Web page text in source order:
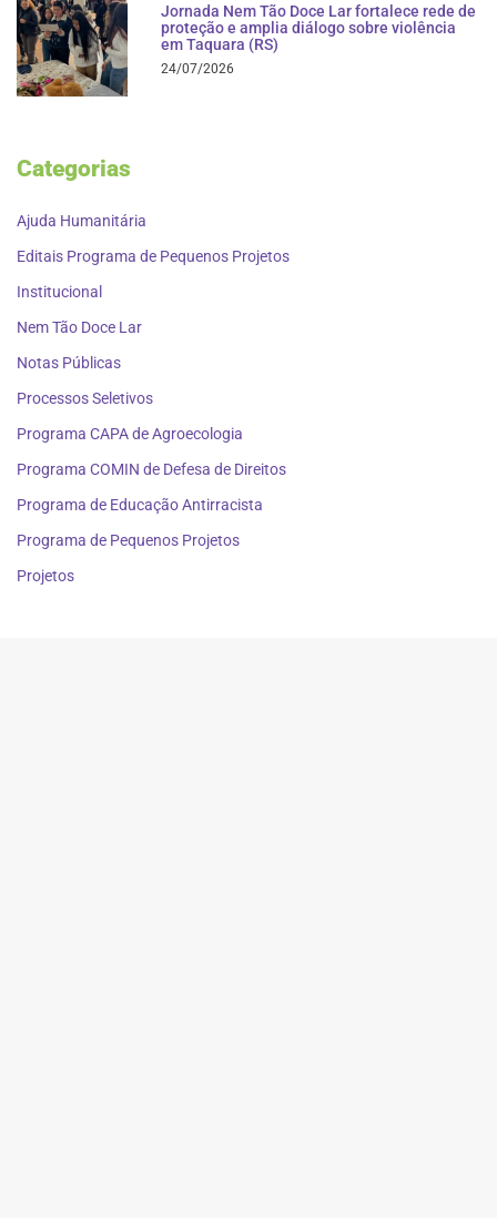
Jornada Nem Tão Doce Lar fortalece rede de
proteção e amplia diálogo sobre violência
em Taquara (RS)
24/07/2026
Categorias
Ajuda Humanitária
Editais Programa de Pequenos Projetos
Institucional
Nem Tão Doce Lar
Notas Públicas
Processos Seletivos
Programa CAPA de Agroecologia
Programa COMIN de Defesa de Direitos
Programa de Educação Antirracista
Programa de Pequenos Projetos
Projetos